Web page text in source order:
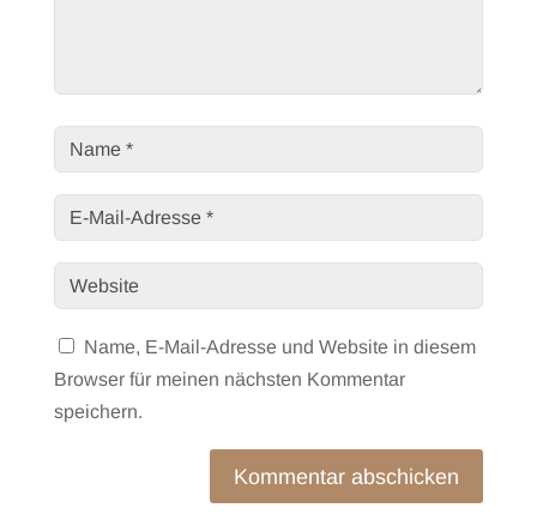
Name, E-Mail-Adresse und Website in diesem
Browser für meinen nächsten Kommentar
speichern.
Kommentar abschicken